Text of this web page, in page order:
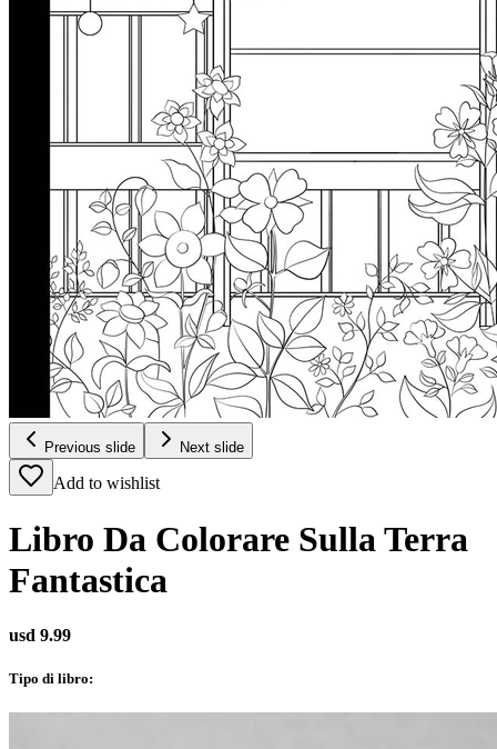
Previous slide Next slide
Add to wishlist
Libro Da Colorare Sulla Terra
Fantastica
usd 9.99
Tipo di libro: